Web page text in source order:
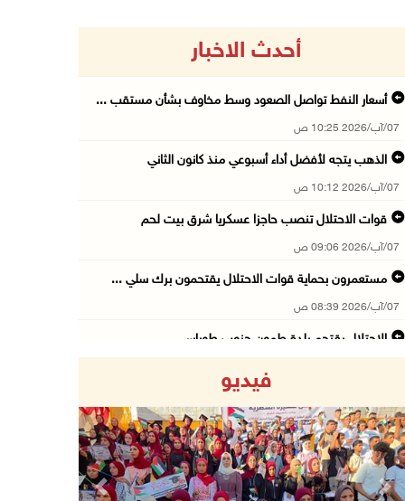
أحدث الاخبار
أسعار النفط تواصل الصعود وسط مخاوف بشأن مستقب ...
07/آب/2026 10:25 ص
الذهب يتجه لأفضل أداء أسبوعي منذ كانون الثاني
07/آب/2026 10:12 ص
قوات الاحتلال تنصب حاجزا عسكريا شرق بيت لحم
07/آب/2026 09:06 ص
مستعمرون بحماية قوات الاحتلال يقتحمون برك سلي ...
07/آب/2026 08:39 ص
الاحتلال يقتحم بلدة طمون جنوب طوباس
07/آب/2026 08:23 ص
الطقس: أجواء صافية صيفية والحرارة حول معدلها ...
07/آب/2026 08:15 ص
فيديو
Previous Next